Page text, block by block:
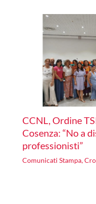
CCNL, Ordine
Cosenza: “No a
professionisti”
Comunicati Stampa,